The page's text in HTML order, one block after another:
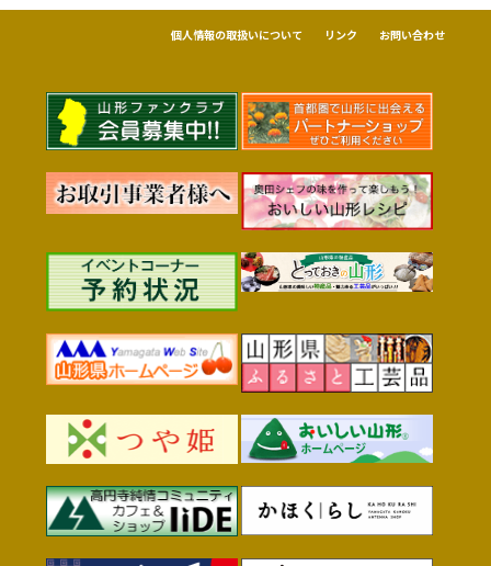
個人情報の取扱いについて リンク お問い合わせ